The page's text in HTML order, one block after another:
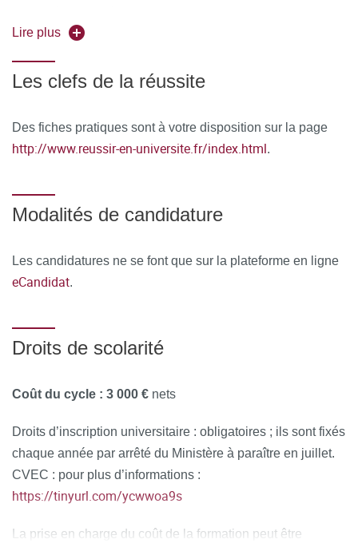
Lire plus
Les clefs de la réussite
Des fiches pratiques sont à votre disposition sur la page
http://www.reussir-en-universite.fr/index.html.
Modalités de candidature
Les candidatures ne se font que sur la plateforme en ligne
eCandidat.
Droits de scolarité
Coût du cycle : 3 000 € nets
Droits d’inscription universitaire : obligatoires ; ils sont fixés
chaque année par arrêté du Ministère à paraître en juillet.
CVEC : pour plus d’informations :
https://tinyurl.com/ycwwoa9s
La prise en charge du coût de la formation peut être